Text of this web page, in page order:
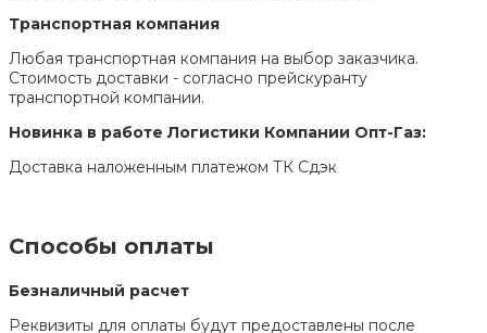
Транспортная компания
Любая транспортная компания на выбор заказчика.
Стоимость доставки - согласно прейскуранту
транспортной компании.
Новинка в работе Логистики Компании Опт-Газ:
Доставка наложенным платежом ТК Сдэк
Способы оплаты
Безналичный расчет
Реквизиты для оплаты будут предоставлены после